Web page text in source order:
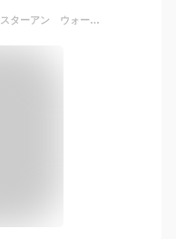
【定形外郵便】サン・スマイル シスターアン ウォータープルーフペンシルアイライナー 04グラムラテ【★】